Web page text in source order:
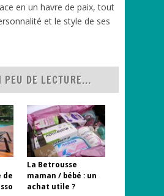
en un havre de paix, tout
et le style de ses
PEU DE LECTURE...
de
La Betrousse
maman / bébé : un
achat utile ?